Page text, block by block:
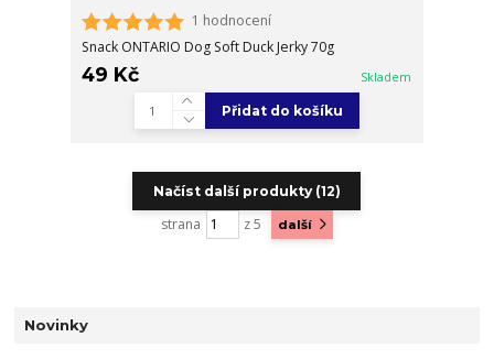
1 hodnocení
Snack ONTARIO Dog Soft Duck Jerky 70g
49 Kč Skladem
Přidat do košíku
Načíst další produkty (12)
strana z 5 další
Novinky